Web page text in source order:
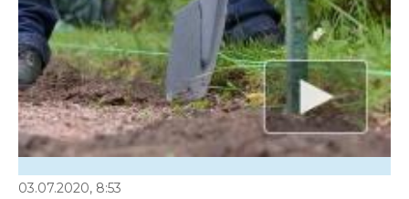
03.07.2020, 8:53